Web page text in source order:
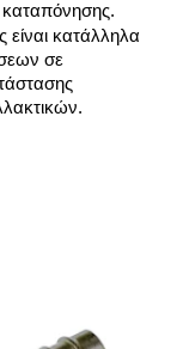
είναι κατάλληλα
σε